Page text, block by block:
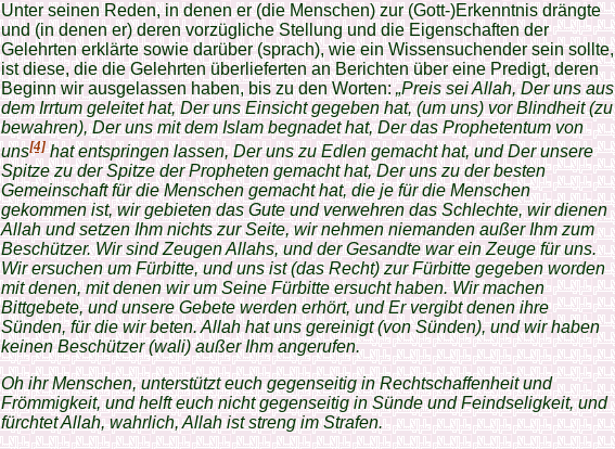
Unter seinen Reden, in denen er (die Menschen) zur (Gott-)Erkenntnis drängte
und (in denen er) deren vorzügliche Stellung und die Eigenschaften der
Gelehrten erklärte sowie darüber (sprach), wie ein Wissensuchender sein sollte,
ist diese, die die Gelehrten überlieferten an Berichten über eine Predigt, deren
Beginn wir ausgelassen haben, bis zu den Worten:„Preis sei Allah, Der uns aus
dem Irrtum geleitet hat, Der uns Einsicht gegeben hat, (um uns) vor Blindheit (zu
bewahren), Der uns mit dem Islam begnadet hat, Der das Prophetentum von
uns[4]hat entspringen lassen, Der uns zu Edlen gemacht hat, und Der unsere
Spitze zu der Spitze der Propheten gemacht hat, Der uns zu der besten
Gemeinschaft für die Menschen gemacht hat, die je für die Menschen
gekommen ist, wir gebieten das Gute und verwehren das Schlechte, wir dienen
Allah und setzen Ihm nichts zur Seite, wir nehmen niemanden außer Ihm zum
Beschützer. Wir sind Zeugen Allahs, und der Gesandte war ein Zeuge für uns.
Wir ersuchen um Fürbitte, und uns ist (das Recht) zur Fürbitte gegeben worden
mit denen, mit denen wir um Seine Fürbitte ersucht haben. Wir machen
Bittgebete, und unsere Gebete werden erhört, und Er vergibt denen ihre
Sünden, für die wir beten. Allah hat uns gereinigt (von Sünden), und wir haben
keinen Beschützer (wali) außer Ihm angerufen.
Oh ihr Menschen, unterstützt euch gegenseitig in Rechtschaffenheit und
Frömmigkeit, und helft euch nicht gegenseitig in Sünde und Feindseligkeit, und
fürchtet Allah, wahrlich, Allah ist streng im Strafen.